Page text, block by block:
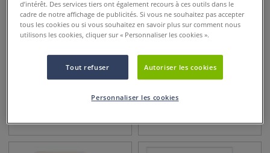
34 couleurs
Papier Tiziano Fabriano Papier de couleur Cartacrea
d’intérêt. Des services tiers ont également recours à ces outils dans le
cadre de notre affichage de publicités. Si vous ne souhaitez pas accepter
tous les cookies ou si vous souhaitez en savoir plus sur comment nous
utilisons les cookies, cliquer sur « Personnaliser les cookies ».
Tout refuser Autoriser les cookies
Personnaliser les cookies